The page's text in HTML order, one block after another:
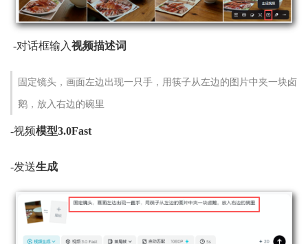
-对话框输入视频描述词
固定镜头，画面左边出现一只手，用筷子从左边的图片中夹一块卤
鹅，放入右边的碗里
-视频模型3.0Fast
-发送生成